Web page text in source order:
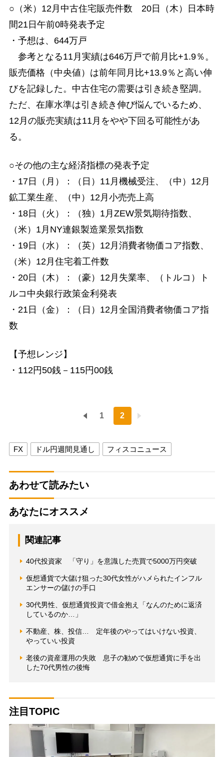
○（米）12月中古住宅販売件数 20日（木）日本時
間21日午前0時発表予定
・予想は、644万戸
参考となる11月実績は646万戸で前月比+1.9％。
販売価格（中央値）は前年同月比+13.9％と高い伸
びを記録した。中古住宅の需要は引き続き堅調。
ただ、在庫水準は引き続き伸び悩んでいるため、
12月の販売実績は11月をやや下回る可能性があ
る。
○その他の主な経済指標の発表予定
・17日（月）：（日）11月機械受注、（中）12月
鉱工業生産、（中）12月小売売上高
・18日（火）：（独）1月ZEW景気期待指数、
（米）1月NY連銀製造業景気指数
・19日（水）：（英）12月消費者物価コア指数、
（米）12月住宅着工件数
・20日（木）：（豪）12月失業率、（トルコ）ト
ルコ中央銀行政策金利発表
・21日（金）：（日）12月全国消費者物価コア指
数
【予想レンジ】
・112円50銭－115円00銭
1 2
FX ドル円週間見通し フィスコニュース
あわせて読みたい
あなたにオススメ
関連記事
40代投資家 「守り」を意識した売買で5000万円突破
仮想通貨で大儲け狙った30代女性がハメられたインフル
エンサーの儲けの手口
30代男性、仮想通貨投資で借金抱え「なんのために返済
しているのか…」
不動産、株、投信… 定年後のやってはいけない投資、
やっていい投資
老後の資産運用の失敗 息子の勧めで仮想通貨に手を出
した70代男性の後悔
注目TOPIC